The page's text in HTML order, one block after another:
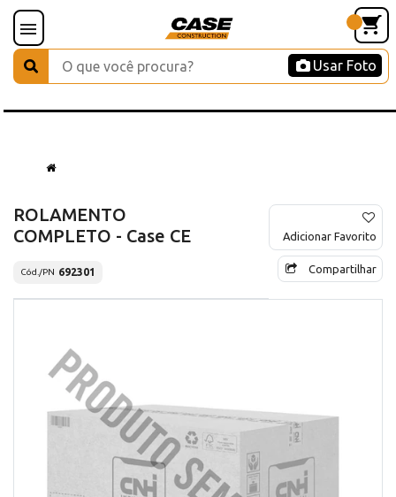
Usar Foto
ROLAMENTO
COMPLETO - Case CE
Cód./PN 692301
Adicionar Favorito
Compartilhar